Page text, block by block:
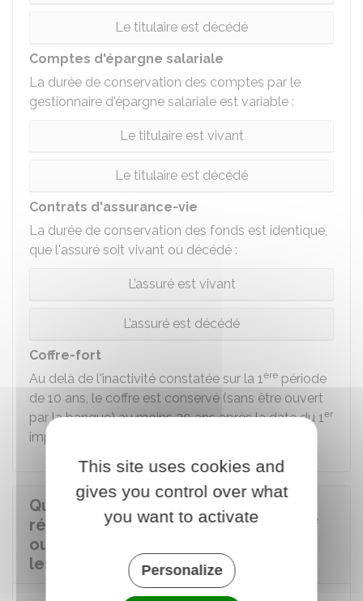
Le titulaire est décédé
Comptes d'épargne salariale
La durée de conservation des comptes par le
gestionnaire d'épargne salariale est variable :
Le titulaire est vivant
Le titulaire est décédé
Contrats d'assurance-vie
La durée de conservation des fonds est identique,
que l'assuré soit vivant ou décédé :
L’assuré est vivant
L’assuré est décédé
Coffre-fort
Au delà de l'inactivité constatée sur la 1ère période
de 10 ans, le coffre est conservé (sans être ouvert
par la banque) au moins 20 ans après la date du 1er
impayé de frais de location.
Que se passe-t-il si personne ne
réclame les fonds du compte inactif
ou du contrat d'assurance-vie dans
les délais ?
This site uses cookies and
gives you control over what
you want to activate
Personalize